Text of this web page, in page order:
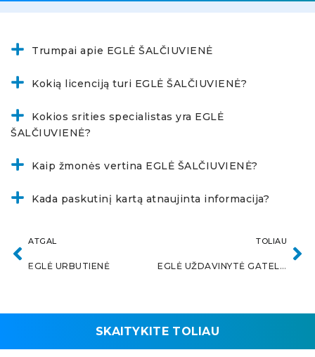
Trumpai apie EGLĖ ŠALČIUVIENĖ
Kokią licenciją turi EGLĖ ŠALČIUVIENĖ?
Kokios srities specialistas yra EGLĖ
ŠALČIUVIENĖ?
Kaip žmonės vertina EGLĖ ŠALČIUVIENĖ?
Kada paskutinį kartą atnaujinta informacija?
ATGAL
EGLĖ URBUTIENĖ
TOLIAU
EGLĖ UŽDAVINYTĖ GATELIENĖ
SKAITYKITE TOLIAU